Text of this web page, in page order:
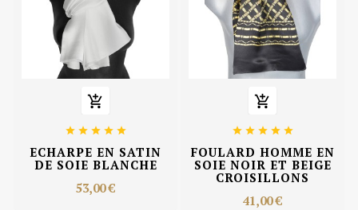

    
ECHARPE EN SATIN
DE SOIE BLANCHE
53,00 €

    
FOULARD HOMME EN
SOIE NOIR ET BEIGE
CROISILLONS
41,00 €